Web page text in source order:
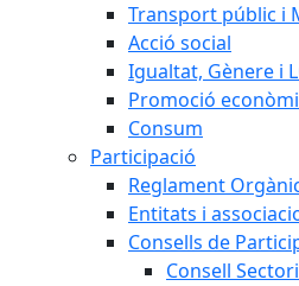
Transport públic i
Acció social
Igualtat, Gènere i
Promoció
Consum
Participació
Reglament
Entitats i
Consells de
Consell